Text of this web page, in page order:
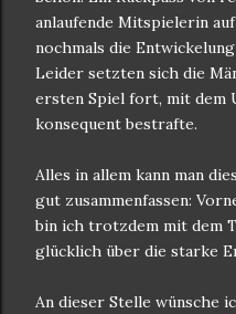
anlaufende Mitspielerin
nochmals die
Leider setzten sich die
ersten Spiel fort, mit dem
konsequent bestrafte.
Alles in allem kann man
gut zusammenfassen:
bin ich trotzdem mit dem
glücklich über die starke
An dieser Stelle wünsche